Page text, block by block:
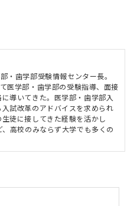
・歯学部受験情報センター長。
医学部・歯学部の受験指導、面接
導いてきた。医学部・歯学部入
試改革のアドバイスを求められ
徒に接してきた経験を活かし
高校のみならず大学でも多くの